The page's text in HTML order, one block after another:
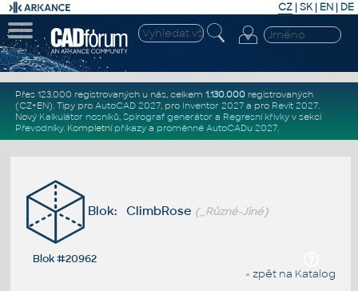
CZ | SK| EN | DE
Přes 123.000 registrovaných u nás, celkem 1.130.000registrovaných
(CZ+EN). Tipy pro AutoCAD 2027, pro Inventor 2027a pro Revit 2027.
Nový Kalkulátor nosníků, Spirograf generátor a Regresní křivkyv sekci
Převodníky. Kompletní příkazya proměnné AutoCADu 2027.
Blok: ClimbRose (_Různé-Jiné)
Blok #20962
« zpět na Katalog